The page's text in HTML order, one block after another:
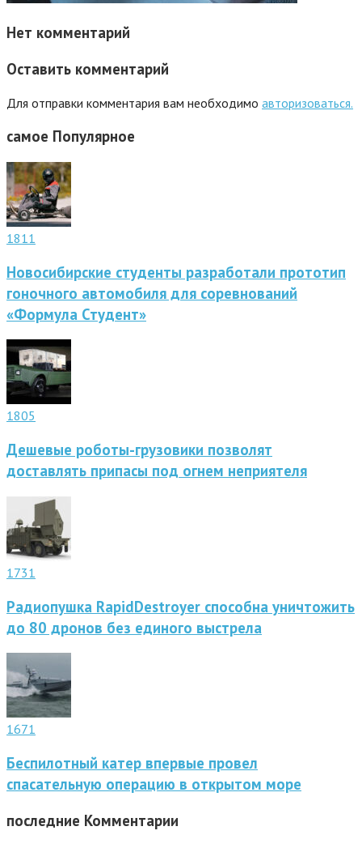
Нет комментарий
Оставить комментарий
Для отправки комментария вам необходимо авторизоваться.
самое Популярное
1811
Новосибирские студенты разработали прототип
гоночного автомобиля для соревнований
«Формула Студент»
1805
Дешевые роботы-грузовики позволят
доставлять припасы под огнем неприятеля
1731
Радиопушка RapidDestroyer способна уничтожить
до 80 дронов без единого выстрела
1671
Беспилотный катер впервые провел
спасательную операцию в открытом море
последние Комментарии